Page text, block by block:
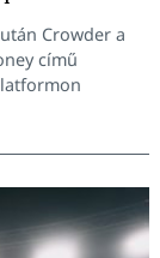
Crowder a
című